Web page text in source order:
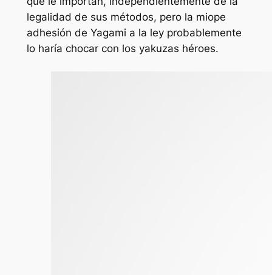
legalidad de sus métodos, pero la miope
adhesión de Yagami a la ley probablemente
lo haría chocar con los yakuzas héroes.